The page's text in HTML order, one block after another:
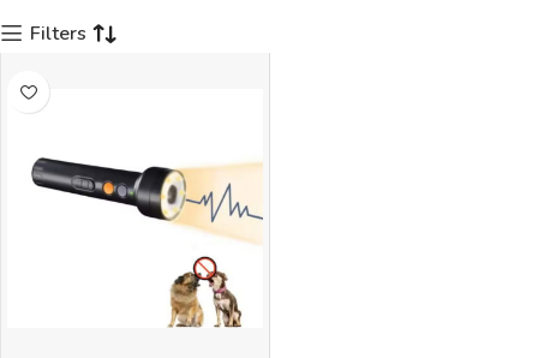
Filters